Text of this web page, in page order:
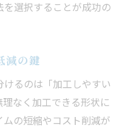
選択することが成功の
減の鍵
るのは「加工しやすい
なく加工できる形状に
の短縮やコスト削減が